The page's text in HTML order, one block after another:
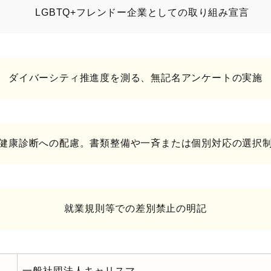
LGBTQ+フレンドー企業としての取り組み宣言
ダイバーシティ推進度を測る、無記名アンケートの実施
康診断への配慮。書類整備や一斉または個別対応の選択
就業規則等での差別禁止の明記